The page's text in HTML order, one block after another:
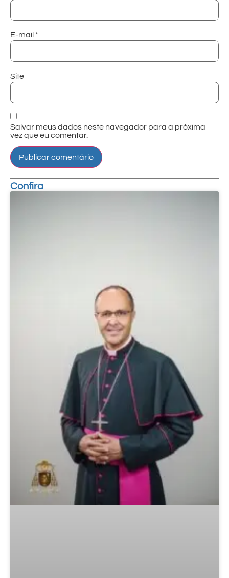
E-mail *
Site
Salvar meus dados neste navegador para a próxima
vez que eu comentar.
Confira